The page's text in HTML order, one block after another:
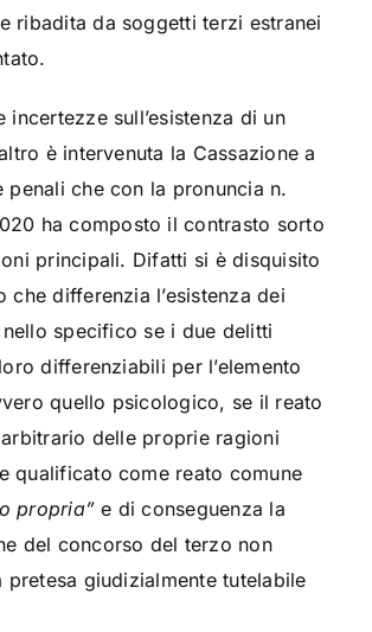
ribadita da soggetti terzi estranei
incertezze sull’esistenza di un
è intervenuta la Cassazione a
penali che con la pronuncia n.
ha composto il contrasto sorto
principali. Difatti si è disquisito
che differenzia l’esistenza dei
specifico se i due delitti
differenziabili per l’elemento
quello psicologico, se il reato
delle proprie ragioni
qualificato come reato comune
propria” e di conseguenza la
del concorso del terzo non
pretesa giudizialmente tutelabile